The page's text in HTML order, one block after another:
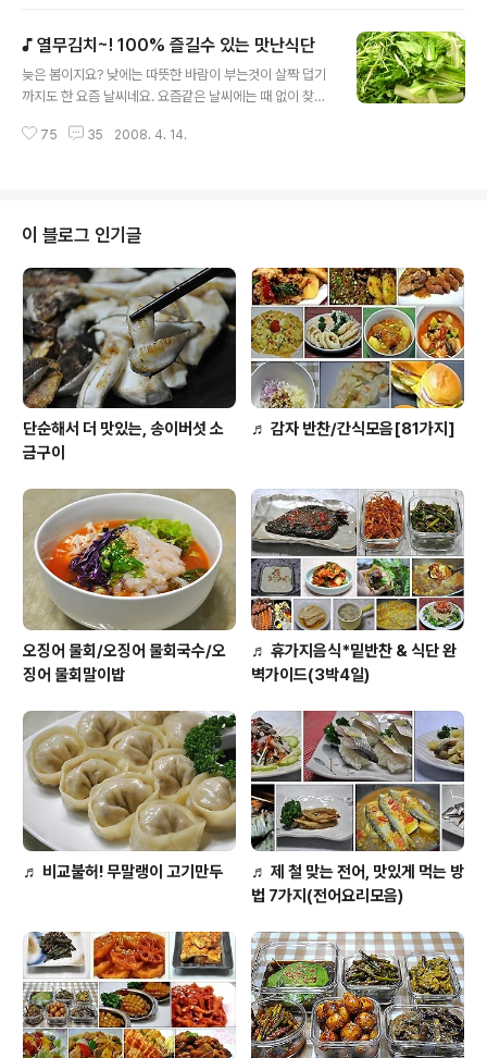
복이나, 무침, 찜, 탕등의 요리에서는 빠질래야 빠질 수 없
는 중요한 조연이지요.. 미나리가 있어야 주재료의 맛이 제
대로 빛나니 말이예요.. ^^ 미나리 중에서도 돌미나리.. 일
돌뜸사이에서 자라고.. 모양은 거의 비슷하지만.. 조금씩 다
♪ 열무김치~! 100% 즐길수 있는 맛난식단
늦은 봄이지요? 낮에는 따뜻한 바람이 부는것이 살짝 덥기
까지도 한 요즘 날씨네요. 요즘같은 날씨에는 때 없이 찾아
이 많은 계절이기도 합니다. 이럴때 .. 모 맛난것이 없을가
더운것이 시원한것이 먹고 싶을때.. 혹은 입 맛이 없어 고민
을 할 때 정말 좋답니다. 멀리서 사시는 지인께서 ..열무를
새벽에 뽑아 .. 당일 택배로 보내주셨습니다. 열무가 어찌나
좋은지..싱싱하고 연하고..열무자체가 달달하여 정말 맛이
있네요. 내친김에 김치를 담고, 열무김치를 즐길수 있는 음
식을 함게 올려 ..
75 35 2008. 4. 14.
이 블로그 인기글
단순해서 더 맛있는, 송이버섯 소
금구이
♬ 감자 반찬/간식모음[81가지]
오징어 물회/오징어 물회국수/오
징어 물회말이밥
♬ 휴가지음식*밑반찬 & 식단 완
벽가이드(3박4일)
♬ 비교불허! 무말랭이 고기만두
♬ 제 철 맞는 전어, 맛있게 먹는 방
법 7가지(전어요리모음)